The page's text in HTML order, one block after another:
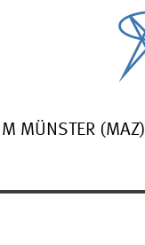
MÜNSTER (MAZ)